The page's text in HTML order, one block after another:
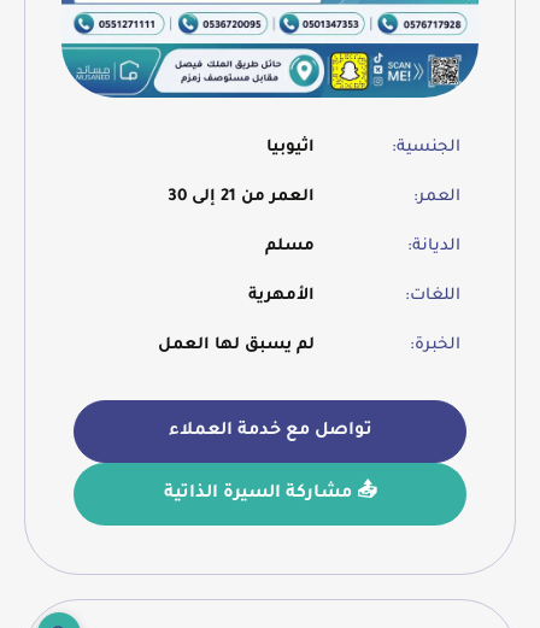
الجنسية: اثيوبيا
العمر: العمر من 21 إلى 30
الديانة: مسلم
اللغات: الأمهرية
الخبرة: لم يسبق لها العمل
تواصل مع خدمة العملاء
📤 مشاركة السيرة الذاتية